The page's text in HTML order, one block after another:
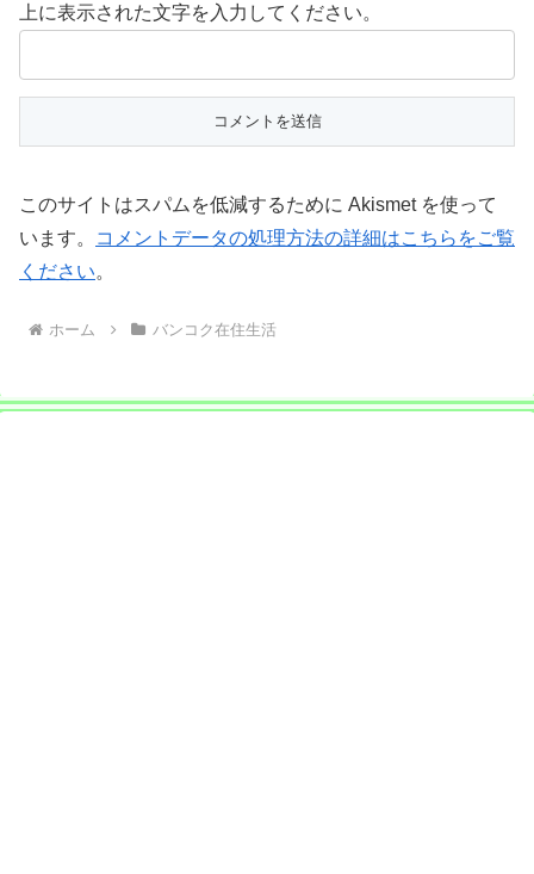
上に表示された文字を入力してください。
このサイトはスパムを低減するために Akismet を使って
います。
コメントデータの処理方法の詳細はこちらをご覧
ください。
ホーム バンコク在住生活